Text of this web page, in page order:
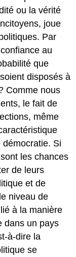
ou la vérité
joue
Par
au
que
disposés à
Comme nous
le fait de
même
Si
les chances
de leurs
et de
niveau de
à la manière
dans un pays
à-dire la
se